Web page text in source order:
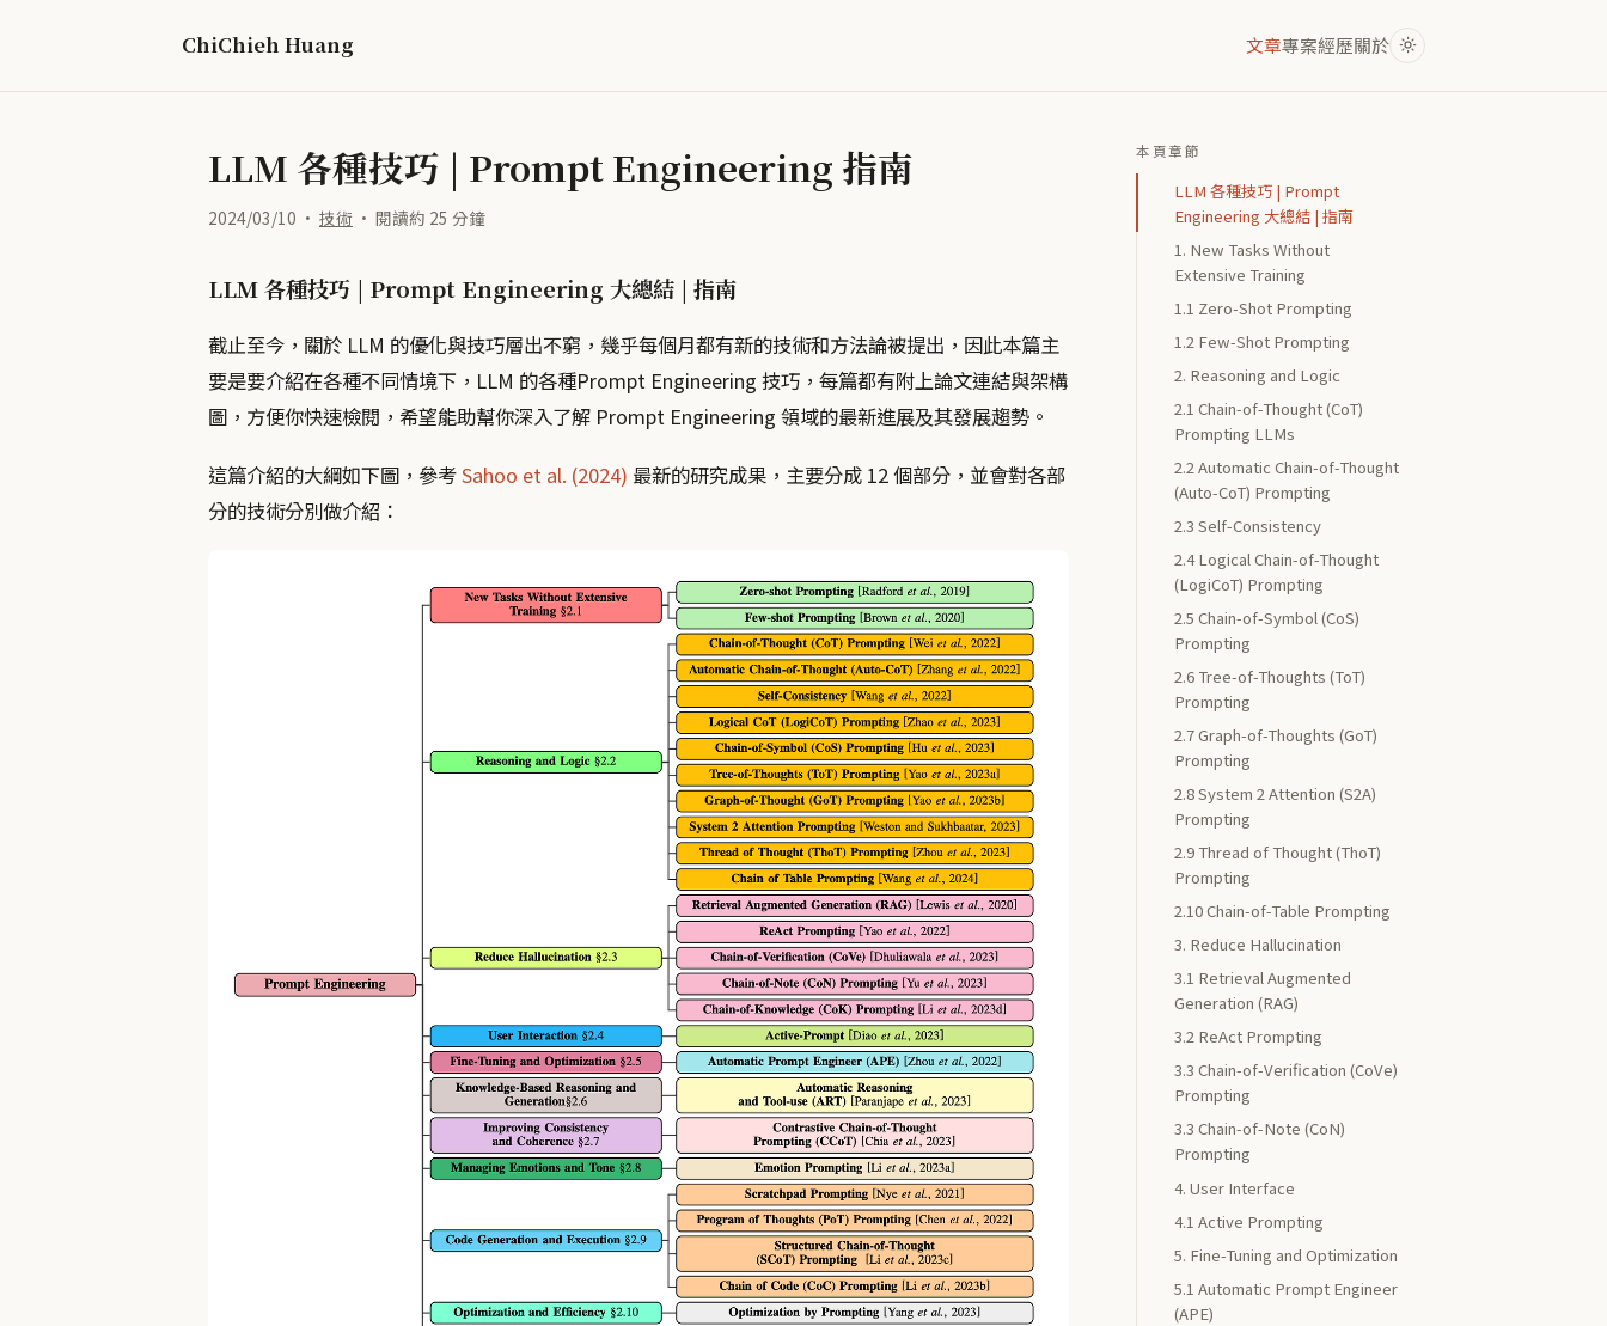
ChiChieh Huang 文章專案經歷關於
LLM 各種技巧 | Prompt Engineering 指南
2024/03/10 · 技術 · 閱讀約 25 分鐘
LLM 各種技巧 | Prompt Engineering 大總結 | 指南
截止至今，關於 LLM 的優化與技巧層出不窮，幾乎每個月都有新的技術和方法論被提出，因此本篇主
要是要介紹在各種不同情境下，LLM 的各種Prompt Engineering 技巧，每篇都有附上論文連結與架構
圖，方便你快速檢閱，希望能助幫你深入了解 Prompt Engineering 領域的最新進展及其發展趨勢。
這篇介紹的大綱如下圖，參考Sahoo et al. (2024) 最新的研究成果，主要分成 12 個部分，並會對各部
分的技術分別做介紹：
本頁章節
LLM 各種技巧 | Prompt
Engineering 大總結 | 指南
1. New Tasks Without
Extensive Training
1.1 Zero-Shot Prompting
1.2 Few-Shot Prompting
2. Reasoning and Logic
2.1 Chain-of-Thought (CoT)
Prompting LLMs
2.2 Automatic Chain-of-Thought
(Auto-CoT) Prompting
2.3 Self-Consistency
2.4 Logical Chain-of-Thought
(LogiCoT) Prompting
2.5 Chain-of-Symbol (CoS)
Prompting
2.6 Tree-of-Thoughts (ToT)
Prompting
2.7 Graph-of-Thoughts (GoT)
Prompting
2.8 System 2 Attention (S2A)
Prompting
2.9 Thread of Thought (ThoT)
Prompting
2.10 Chain-of-Table Prompting
3. Reduce Hallucination
3.1 Retrieval Augmented
Generation (RAG)
3.2 ReAct Prompting
3.3 Chain-of-Verification (CoVe)
Prompting
3.3 Chain-of-Note (CoN)
Prompting
4. User Interface
4.1 Active Prompting
5. Fine-Tuning and Optimization
5.1 Automatic Prompt Engineer
(APE)